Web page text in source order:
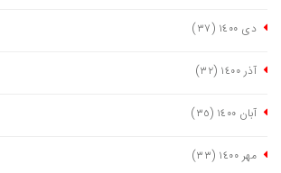
دی ١٤٠٠ (٣٧)
آذر ١٤٠٠ (٣٢)
آبان ١٤٠٠ (٣٥)
مهر ١٤٠٠ (٣٣)